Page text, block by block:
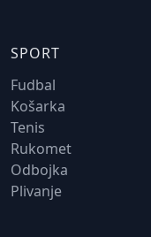
SPORT
Fudbal
Košarka
Tenis
Rukomet
Odbojka
Plivanje